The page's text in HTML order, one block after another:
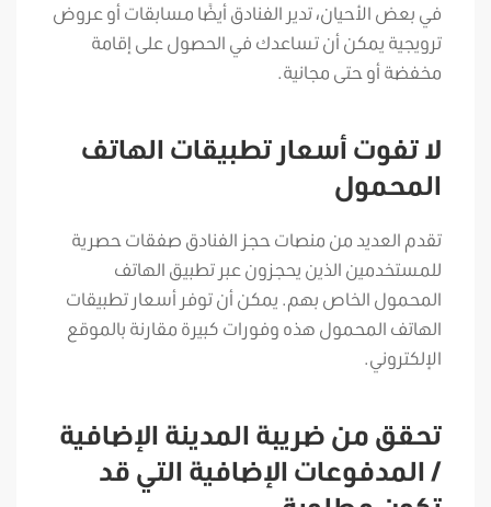
في بعض الأحيان، تدير الفنادق أيضًا مسابقات أو عروض
ترويجية يمكن أن تساعدك في الحصول على إقامة
مخفضة أو حتى مجانية.
لا تفوت أسعار تطبيقات الهاتف
المحمول
تقدم العديد من منصات حجز الفنادق صفقات حصرية
للمستخدمين الذين يحجزون عبر تطبيق الهاتف
المحمول الخاص بهم. يمكن أن توفر أسعار تطبيقات
الهاتف المحمول هذه وفورات كبيرة مقارنة بالموقع
الإلكتروني.
تحقق من ضريبة المدينة الإضافية
/ المدفوعات الإضافية التي قد